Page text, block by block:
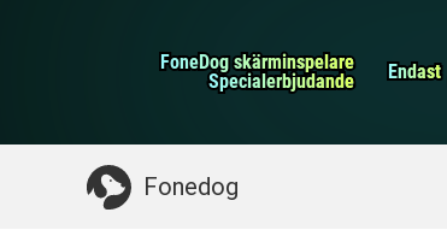
FoneDog skärminspelare
FoneDog skärminspelare
Specialerbjudande
Specialerbjudande Endast
Endast
Fonedog
iPhone Cleaner
Något du kan behöva: